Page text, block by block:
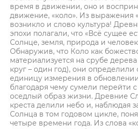
время в движении, оно и
движение, «коло». Из выражения
возникло и слово культура!
эпохи полагали, что «Всё сущее
Солнце, земля, природа и
Обнаружив, что Коло как
материализуется на срубе
круг – один год), они определили
единицу измерения в
благодаря чему сумели перейти с
оседлый образ жизни. Древние
креста делили небо и, наблюдая
Солнца в том годовом цикле,
четыре времени года. Из слова